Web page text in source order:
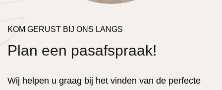
KOM GERUST BIJ ONS LANGS
Plan een pasafspraak!
Wij helpen u graag bij het vinden van de perfecte